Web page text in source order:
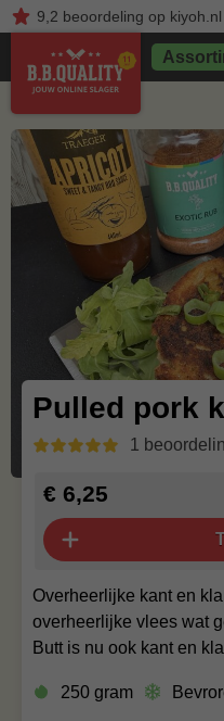
9,2 beoordelingop kiyoh.nl
Pulled pork
1
Overheerlijke kant en
overheerlijke vlees wat
Butt is nu ook kant en
250 gram
€ 6,25